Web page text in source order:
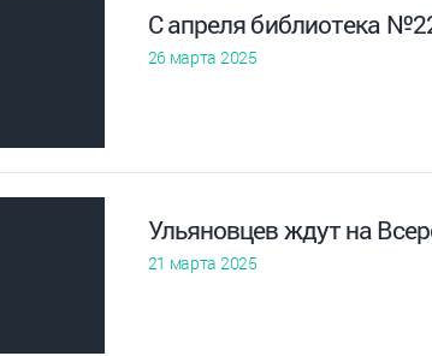
С апреля библиотека
26 марта 2025
Ульяновцев ждут на
21 марта 2025